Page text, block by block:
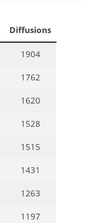
Diffusions
1904
1762
1620
1528
1515
1431
1263
1197